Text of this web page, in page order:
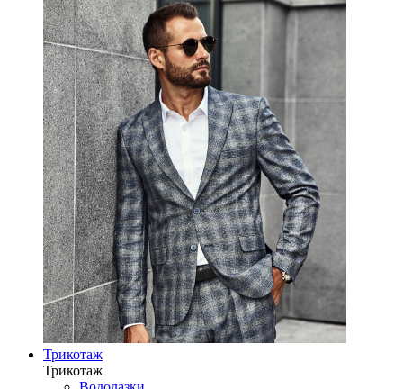
Трикотаж
Трикотаж